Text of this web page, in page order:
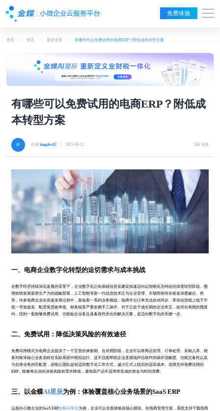
免费体验
首页 > 资讯 > 最新文章 > 有哪些可以免费试用的电商ERP？附低成本转型方案
有哪些可以免费试用的电商ERP？附低成
本转型方案
作者kingdee02 | 2025-09-22 584 浏览
一、电商企业数字化转型的迫切需求与成本挑战
在数字经济持续深化发展的背景下，企业数字化正由基础信息化建设加速迈向以智能化为特征的深度转型阶段。围
绕加快发展新质生产力的战略部署，人工智能等新一代信息技术正与企业管理、市场营销等全链条深度融合。然
而，许多电商企业在高速发展过程中，面临着一系列业务挑战：电商平台订单无法自动同步、库存信息线上线下不
统一导致超卖、配货发货效率低、财务核算严重依赖手工操作。对于正处于成长期的企业而言，如何在有限的预算
内，找到一套能够免费试用、功能贴合业务且具备高性价比的解决方案，是迈向数字化的关键一步。
二、免费试用：降低决策风险的有效途径
免费试用模式为电商企业提供了一个宝贵的体验期。在试用阶段，企业可以将商品管理、订单处理、采购入库、财
务对账等核心业务流程在实际系统中模拟运行。这不仅能帮助企业直观地评估软件的操作流畅度、功能完备性以及
与自身业务的匹配度，还能让团队提前适应数字化工作方式，减少正式上线后的适应成本。选择支持免费试用的
ERP，能够将企业的决策风险前置并降低，避免因产品不适用而造成的资金与时间浪费。
三、以金蝶AI星辰为例：体验覆盖核心业务场景的SaaS ERP
以面向小微企业的SaaS ERP金蝶AI星辰为例，企业可以全面体验其核心模块。在电商管理方面，系统支持下载电商